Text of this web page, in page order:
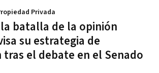
batalla de la opinión
su estrategia de
el debate en el Senado
Privada